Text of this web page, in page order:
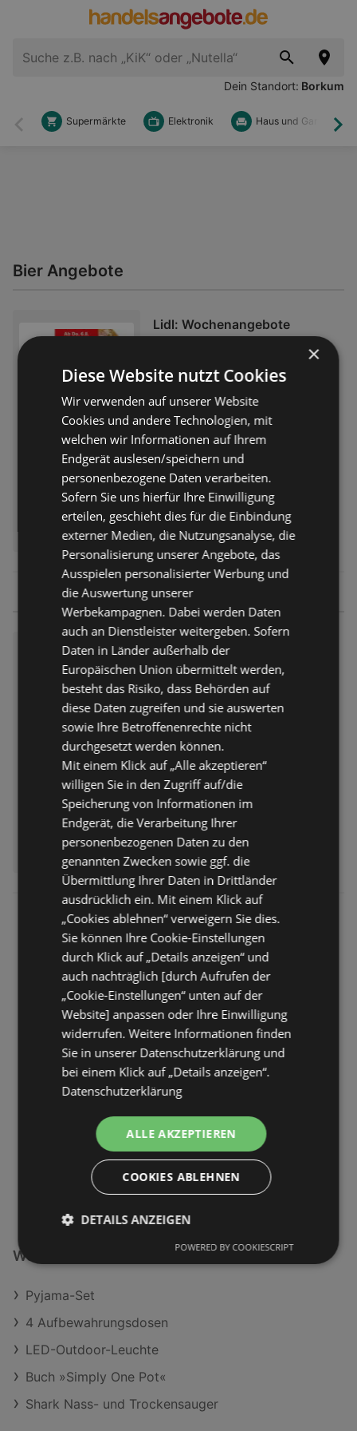
Dein Standort: Borkum
Zurück
Supermärkte Elektronik Haus und Garten
Bier Angebote
Lidl: Wochenangebote
08.08.2026
Entfernt: 1,87 km
ERHÄLTLICH BEI:
Lidl
Lidl: Wochenangebote
Prospekt – 73 Seiten
Prospekt nur gültig ab:
Entfernt: 1,87 km
ERHÄLTLICH BEI:
Weiterführende Links
Pyjama-Set
4 Aufbewahrungsdosen
LED-Outdoor-Leuchte
Buch »Simply One Pot«
Shark Nass- und Trockensauger
×
Diese Website nutzt Cookies
Wir verwenden auf unserer Website
Cookies und andere Technologien, mit
welchen wir Informationen auf Ihrem
Endgerät auslesen/speichern und
personenbezogene Daten verarbeiten.
Sofern Sie uns hierfür Ihre Einwilligung
erteilen, geschieht dies für die Einbindung
externer Medien, die Nutzungsanalyse, die
Personalisierung unserer Angebote, das
Ausspielen personalisierter Werbung und
die Auswertung unserer
Werbekampagnen. Dabei werden Daten
auch an Dienstleister weitergeben. Sofern
Daten in Länder außerhalb der
Europäischen Union übermittelt werden,
besteht das Risiko, dass Behörden auf
diese Daten zugreifen und sie auswerten
sowie Ihre Betroffenenrechte nicht
durchgesetzt werden können.
Mit einem Klick auf „Alle akzeptieren“
willigen Sie in den Zugriff auf/die
Speicherung von Informationen im
Endgerät, die Verarbeitung Ihrer
personenbezogenen Daten zu den
genannten Zwecken sowie ggf. die
Übermittlung Ihrer Daten in Drittländer
ausdrücklich ein. Mit einem Klick auf
„Cookies ablehnen“ verweigern Sie dies.
Sie können Ihre Cookie-Einstellungen
durch Klick auf „Details anzeigen“ und
auch nachträglich [durch Aufrufen der
„Cookie-Einstellungen“ unten auf der
Website] anpassen oder Ihre Einwilligung
widerrufen. Weitere Informationen finden
Sie in unserer Datenschutzerklärung und
bei einem Klick auf „Details anzeigen“.
Datenschutzerklärung
ALLE AKZEPTIEREN
COOKIES ABLEHNEN
DETAILS ANZEIGEN
POWERED BY COOKIESCRIPT